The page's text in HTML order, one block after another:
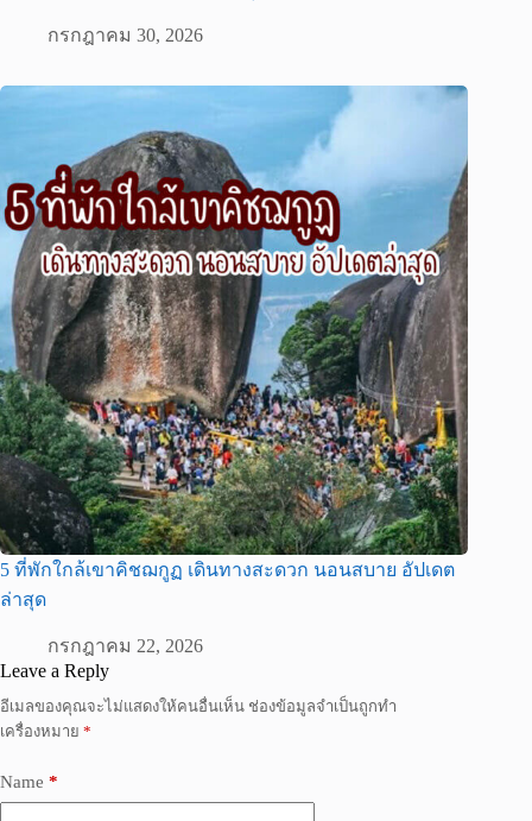
กรกฎาคม 30, 2026
5 ที่พักใกล้เขาคิชฌกูฏ เดินทางสะดวก นอนสบาย อัปเดต
ล่าสุด
กรกฎาคม 22, 2026
Leave a Reply
อีเมลของคุณจะไม่แสดงให้คนอื่นเห็น ช่องข้อมูลจำเป็นถูกทำ
เครื่องหมาย *
Name *